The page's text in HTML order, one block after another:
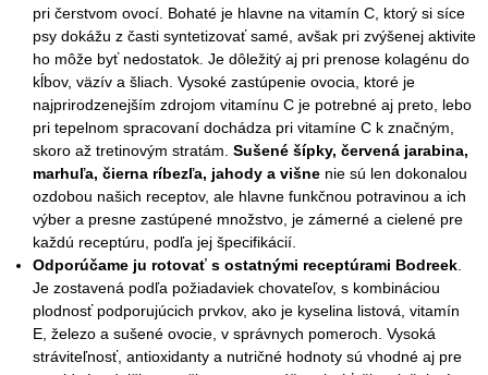
pri čerstvom ovocí. Bohaté je hlavne na vitamín C, ktorý si síce
psy dokážu z časti syntetizovať samé, avšak pri zvýšenej aktivite
ho môže byť nedostatok. Je dôležitý aj pri prenose kolagénu do
kĺbov, väzív a šliach. Vysoké zastúpenie ovocia, ktoré je
najprirodzenejším zdrojom vitamínu C je potrebné aj preto, lebo
pri tepelnom spracovaní dochádza pri vitamíne C k značným,
skoro až tretinovým stratám. Sušené šípky, červená jarabina,
marhuľa, čierna ríbezľa, jahody a višne nie sú len dokonalou
ozdobou našich receptov, ale hlavne funkčnou potravinou a ich
výber a presne zastúpené množstvo, je zámerné a cielené pre
každú receptúru, podľa jej špecifikácií.
Odporúčame ju rotovať s ostatnými receptúrami Bodreek
Je zostavená podľa požiadaviek chovateľov, s kombináciou
plodnosť podporujúcich prvkov, ako je kyselina listová, vitamín
E, železo a sušené ovocie, v správnych pomeroch. Vysoká
stráviteľnosť, antioxidanty a nutričné hodnoty sú vhodné aj pre